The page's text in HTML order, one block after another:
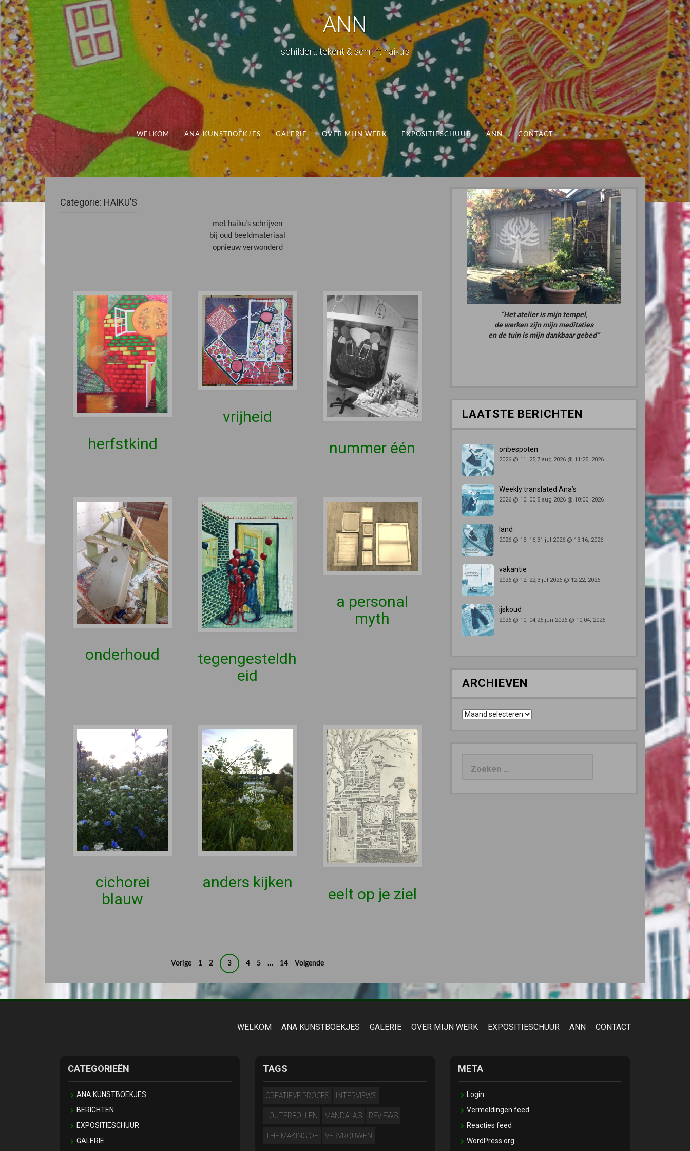
ANN
schildert, tekent & schrijft haiku's
WELKOM ANA KUNSTBOEKJES GALERIE OVER MIJN WERK EXPOSITIESCHUUR ANN CONTACT
Categorie: HAIKU’S
met haiku’s schrijven
bij oud beeldmateriaal
opnieuw verwonderd
herfstkind
vrijheid
nummer één
onderhoud
tegengesteldh
eid
a personal
myth
cichorei
blauw
anders kijken
eelt op je ziel
Vorige 1 2 3 4 5 … 14 Volgende
“Het atelier is mijn tempel,
de werken zijn mijn meditaties
en de tuin is mijn dankbaar gebed”
LAATSTE BERICHTEN
onbespoten
2026 @ 11: 25,7 aug 2026 @ 11:25, 2026
Weekly translated Ana’s
2026 @ 10: 00,5 aug 2026 @ 10:00, 2026
land
2026 @ 13: 16,31 jul 2026 @ 13:16, 2026
vakantie
2026 @ 12: 22,3 jul 2026 @ 12:22, 2026
ijskoud
2026 @ 10: 04,26 jun 2026 @ 10:04, 2026
ARCHIEVEN
Archieven
WELKOM ANA KUNSTBOEKJES GALERIE OVER MIJN WERK EXPOSITIESCHUUR ANN CONTACT
CATEGORIEËN
ANA KUNSTBOEKJES
BERICHTEN
EXPOSITIESCHUUR
GALERIE
TAGS
CREATIEVE PROCES INTERVIEWS
LOUTERBOLLEN MANDALA'S REVIEWS
THE MAKING OF VERVROUWEN
META
Login
Vermeldingen feed
Reacties feed
WordPress.org